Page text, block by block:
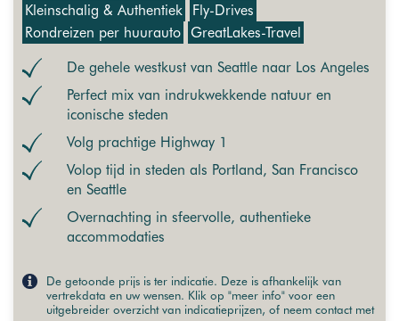
Kleinschalig & Authentiek
Fly-Drives
Rondreizen per huurauto GreatLakes-Travel
De gehele westkust van Seattle naar Los Angeles
Perfect mix van indrukwekkende natuur en
iconische steden
Volg prachtige Highway 1
Volop tijd in steden als Portland, San Francisco
en Seattle
Overnachting in sfeervolle, authentieke
accommodaties
De getoonde prijs is ter indicatie. Deze is afhankelijk van
vertrekdata en uw wensen. Klik op "meer info" voor een
uitgebreider overzicht van indicatieprijzen, of neem contact met